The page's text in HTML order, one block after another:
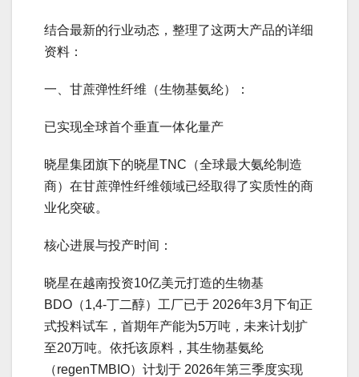
结合最新的行业动态，整理了这两大产品的详细
资料：
一、甘蔗弹性纤维（生物基氨纶）：
已实现全球首个垂直一体化量产
晓星集团旗下的晓星TNC（全球最大氨纶制造
商）在甘蔗弹性纤维领域已经取得了实质性的商
业化突破。
核心进展与投产时间：
晓星在越南投资10亿美元打造的生物基
BDO（1,4-丁二醇）工厂已于 2026年3月下旬正
式投料试车，首期年产能为5万吨，未来计划扩
至20万吨。依托该原料，其生物基氨纶
（regenTMBIO）计划于 2026年第三季度实现